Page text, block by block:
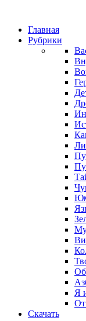
Главная
Рубрики
Я
Скачать